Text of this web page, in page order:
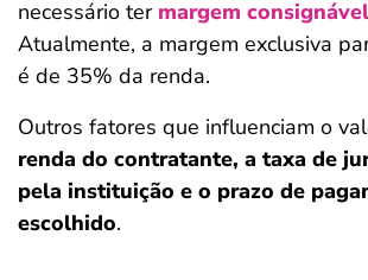
necessário ter margem consignável
Atualmente, a margem exclusiva
é de 35% da renda.
Outros fatores que influenciam o
renda do contratante, a taxa de
pela instituição e o prazo de
escolhido.